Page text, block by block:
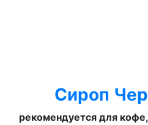
Сироп
рекомендуется для